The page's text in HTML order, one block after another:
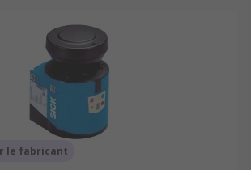
le fabricant